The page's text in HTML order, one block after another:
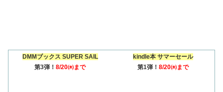
DMMブックス SUPER SAIL
第3弾！ 8/20㈭まで
kindle本 サマーセール
第1弾！ 8/20㈭まで